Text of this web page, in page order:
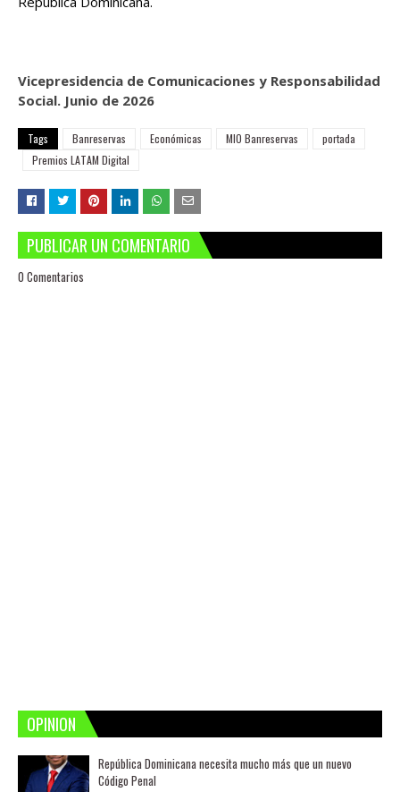
Vicepresidencia de Comunicaciones y Responsabilidad
Social. Junio de 2026
Tags Banreservas Económicas MIO Banreservas
portada
Premios LATAM Digital
PUBLICAR UN COMENTARIO
0 Comentarios
OPINION
República Dominicana necesita mucho más que un nuevo
Código Penal